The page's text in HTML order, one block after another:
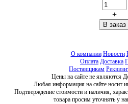
+
О компании Новости
Оплата Доставка
Поставщикам
Цены на сайте не являются
Любая информация на сайте носит
Подтверждение стоимости и наличия,
товара просим уточнять у